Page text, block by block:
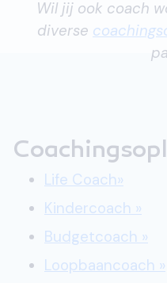
Wil jij ook coach
diverse
Life Coach»
Kindercoach »
Budgetcoach »
Loopbaancoach »